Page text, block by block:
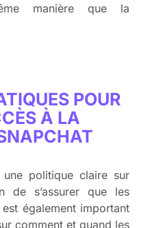
manière que la
POUR
À LA
politique claire sur
de s’assurer que les
également important
comment et quand les